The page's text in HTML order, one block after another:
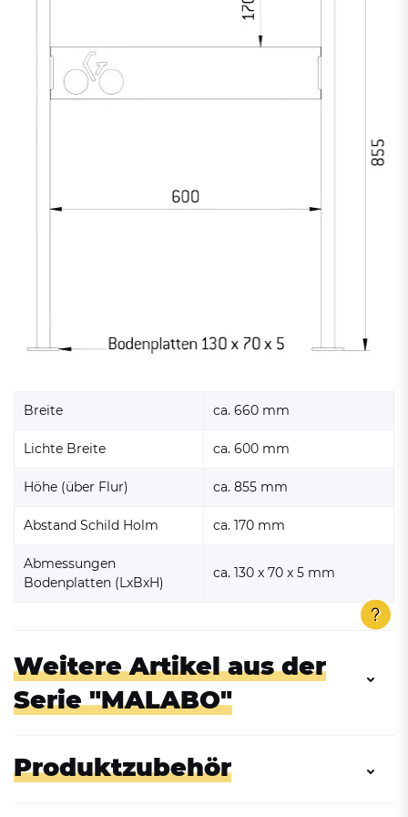
Breite ca. 660 mm
Lichte Breite ca. 600 mm
Höhe (über Flur) ca. 855 mm
Abstand Schild Holm ca. 170 mm
Abmessungen
Bodenplatten (LxBxH)
ca. 130 x 70 x 5 mm
Weitere Artikel aus der
Serie "MALABO"
Produktzubehör